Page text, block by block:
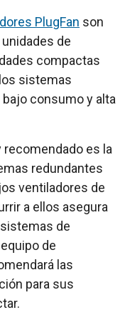
PlugFan son
de
compactas
sistemas
consumo y alta
es la
redundantes
ventiladores de
a ellos asegura
de
de
las
para sus